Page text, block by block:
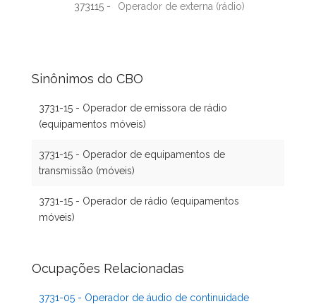
373115 - Operador de externa (rádio)
Sinônimos do CBO
3731-15 - Operador de emissora de rádio
(equipamentos móveis)
3731-15 - Operador de equipamentos de
transmissão (móveis)
3731-15 - Operador de rádio (equipamentos
móveis)
Ocupações Relacionadas
3731-05 - Operador de áudio de continuidade